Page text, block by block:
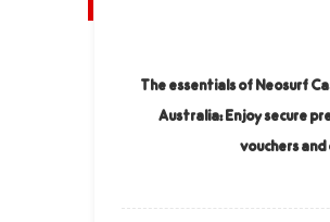
The essentials of Neosurf
Australia: Enjoy secure
vouchers